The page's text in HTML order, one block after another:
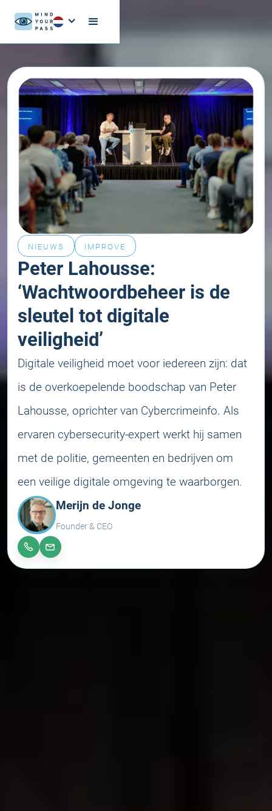
NIEUWS IMPROVE
Peter Lahousse:
‘Wachtwoordbeheer is de
sleutel tot digitale
veiligheid’
Digitale veiligheid moet voor iedereen zijn: dat
is de overkoepelende boodschap van Peter
Lahousse, oprichter van Cybercrimeinfo. Als
ervaren cybersecurity-expert werkt hij samen
met de politie, gemeenten en bedrijven om
een veilige digitale omgeving te waarborgen.
Merijn de Jonge
Founder & CEO